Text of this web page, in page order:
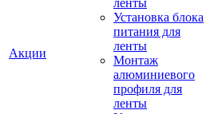
Акции
ленты
Установка блока
питания для
ленты
Монтаж
алюминиевого
профиля для
ленты